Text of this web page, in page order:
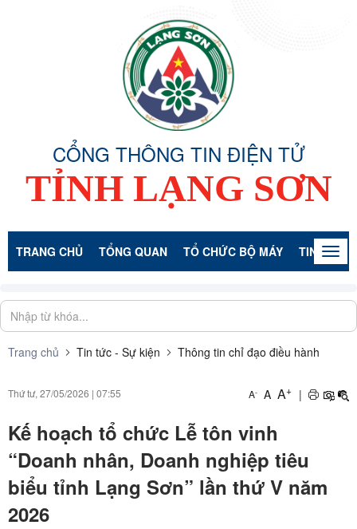
CỔNG THÔNG TIN ĐIỆN TỬ
TỈNH LẠNG SƠN
TRANG CHỦ TỔNG QUAN TỔ CHỨC BỘ MÁY TIN TỨC -
Trang chủ Tin tức - Sự kiện Thông tin chỉ đạo điều hành
Thứ tư, 27/05/2026 | 07:55 A- A A+ |
Kế hoạch tổ chức Lễ tôn vinh
“Doanh nhân, Doanh nghiệp tiêu
biểu tỉnh Lạng Sơn” lần thứ V năm
2026